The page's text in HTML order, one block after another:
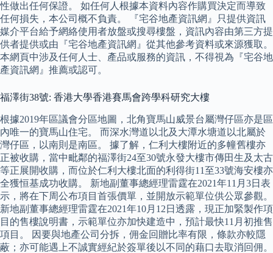
性做出任何保證。 如任何人根據本資料內容作購買決定而導致
任何損失，本公司概不負責。 『宅谷地產資訊網』只提供資訊
媒介平台給予網絡使用者放盤或搜尋樓盤，資訊內容由第三方提
供者提供或由『宅谷地產資訊網』從其他參考資料或來源獲取。
本網頁中涉及任何人士、產品或服務的資訊，不得視為『宅谷地
產資訊網』推薦或認可。
福澤街38號: 香港大學香港賽馬會跨學科研究大樓
根據2019年區議會分區地圖，北角寶馬山威景台屬灣仔區亦是區
內唯一的寶馬山住宅。 而深水灣道以北及大潭水塘道以北屬於
灣仔區，以南則是南區。 據了解，仁利大樓附近的多幢舊樓亦
正被收購，當中毗鄰的福澤街24至30號永發大樓市傳田生及太古
等正展開收購，而位於仁利大樓北面的利得街11至33號海安樓亦
全獲恒基成功收購。 新地副董事總經理雷霆在2021年11月3日表
示，將在下周公布項目首張價單，並開放示範單位供公眾參觀。
新地副董事總經理雷霆在2021年10月12日透露，現正加緊製作項
目的售樓說明書，示範單位亦加快建造中，預計最快11月初推售
項目。 因要與地產公司分拆，佣金回贈比率有限，條款亦較隱
蔽；亦可能遇上不誠實經紀於簽單後以不同的藉口去取消回佣。